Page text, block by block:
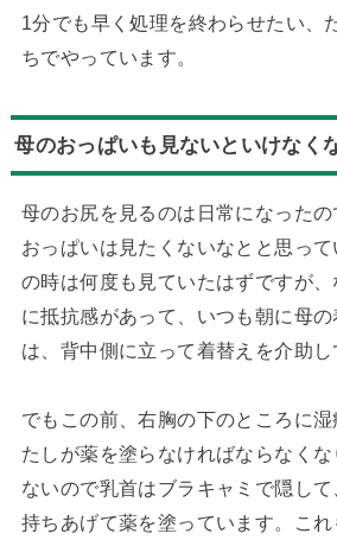
1分でも早く処理を終わらせたい、
ちでやっています。
母のおっぱいも見ないといけなく
母のお尻を見るのは日常になったの
おっぱいは見たくないなとと思っ
の時は何度も見ていたはずですが
に抵抗感があって、いつも朝に母
は、背中側に立って着替えを介助し
でもこの前、右胸の下のところに
たしが薬を塗らなければならなく
ないので乳首はブラキャミで隠し
持ちあげて薬を塗っています。こ